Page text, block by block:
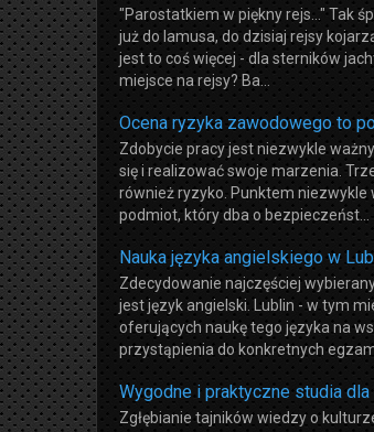
"Parostatkiem w piękny rejs..." Tak
już do lamusa, do dzisiaj rejsy
jest to coś więcej - dla sterników
miejsce na rejsy? Ba...
Ocena ryzyka zawodowego to
Zdobycie pracy jest niezwykle
się i realizować swoje marzenia.
również ryzyko. Punktem niezwykle
podmiot, który dba o bezpieczeńst...
Nauka języka angielskiego w
Zdecydowanie najczęściej
jest język angielski. Lublin - w tym
oferujących naukę tego języka na
przystąpienia do konkretnych
Wygodne i praktyczne studia dla
Zgłębianie tajników wiedzy o